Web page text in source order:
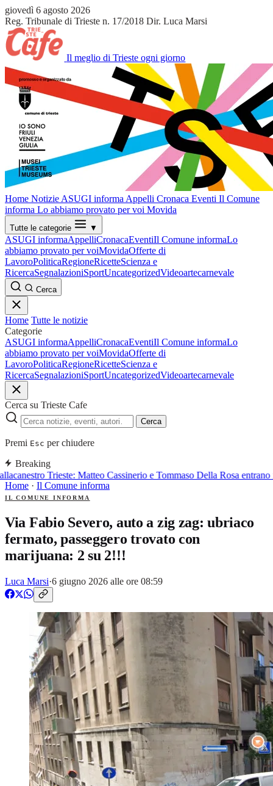
giovedì 6 agosto 2026
Reg. Tribunale di Trieste n. 17/2018 Dir. Luca Marsi
Il meglio di Trieste ogni giorno
Home Notizie ASUGI informa Appelli Cronaca Eventi Il Comune
informa Lo abbiamo provato per voi Movida
Tutte le categorie ▼
ASUGI informaAppelliCronacaEventiIl Comune informaLo
abbiamo provato per voiMovidaOfferte di
LavoroPoliticaRegioneRicetteScienza e
RicercaSegnalazioniSportUncategorizedVideoartecarnevale
Cerca
Home Tutte le notizie
Categorie
ASUGI informaAppelliCronacaEventiIl Comune informaLo
abbiamo provato per voiMovidaOfferte di
LavoroPoliticaRegioneRicetteScienza e
RicercaSegnalazioniSportUncategorizedVideoartecarnevale
Cerca su Trieste Cafe
Cerca
Premi Esc per chiudere
Breaking
Trieste: Matteo Cassinerio e Tommaso Della Rosa
Home · Il Comune informa
IL COMUNE INFORMA
Via Fabio Severo, auto a zig zag: ubriaco
fermato, passeggero trovato con
marijuana: 2 su 2!!!
Luca Marsi·6 giugno 2026 alle ore 08:59